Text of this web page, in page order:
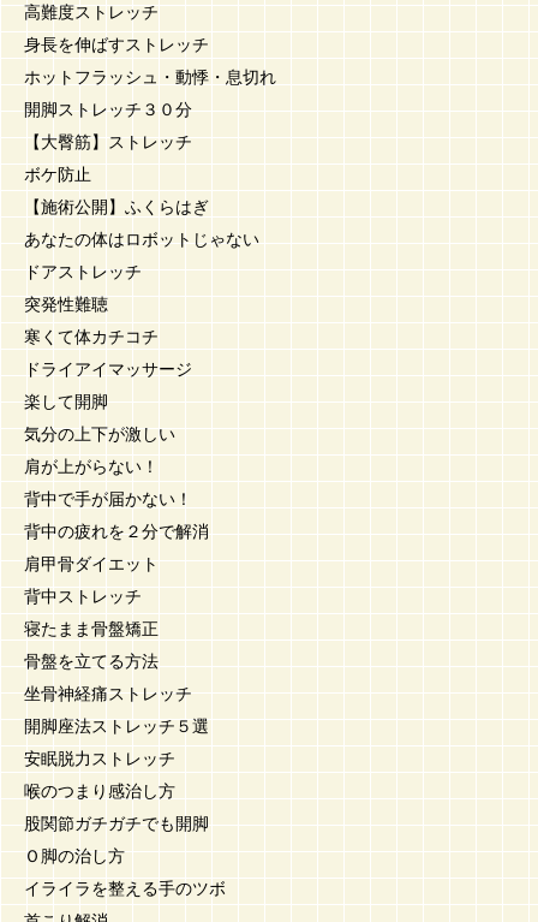
高難度ストレッチ
身長を伸ばすストレッチ
ホットフラッシュ・動悸・息切れ
開脚ストレッチ３０分
【大臀筋】ストレッチ
ボケ防止
【施術公開】ふくらはぎ
あなたの体はロボットじゃない
ドアストレッチ
突発性難聴
寒くて体カチコチ
ドライアイマッサージ
楽して開脚
気分の上下が激しい
肩が上がらない！
背中で手が届かない！
背中の疲れを２分で解消
肩甲骨ダイエット
背中ストレッチ
寝たまま骨盤矯正
骨盤を立てる方法
坐骨神経痛ストレッチ
開脚座法ストレッチ５選
安眠脱力ストレッチ
喉のつまり感治し方
股関節ガチガチでも開脚
Ｏ脚の治し方
イライラを整える手のツボ